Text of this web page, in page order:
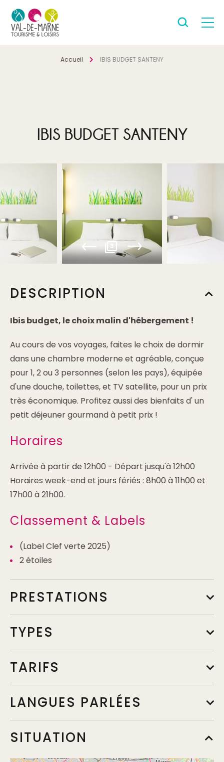
Accueil IBIS BUDGET SANTENY
IBIS BUDGET SANTENY
3
DESCRIPTION
Ibis budget, le choix malin d'hébergement !
Au cours de vos voyages, faites le choix de dormir
dans une chambre moderne et agréable, conçue
pour 1, 2 ou 3 personnes (selon les pays), équipée
d'une douche, toilettes, et TV satellite, pour un prix
très économique. Profitez aussi des bienfaits d' un
petit déjeuner gourmand à petit prix !
Horaires
Arrivée à partir de 12h00 - Départ jusqu'à 12h00
Horaires week-end et jours fériés : 8h00 à 11h00 et
17h00 à 21h00.
Classement & Labels
(Label Clef verte 2025)
2 étoiles
PRESTATIONS
TYPES
TARIFS
LANGUES PARLÉES
SITUATION